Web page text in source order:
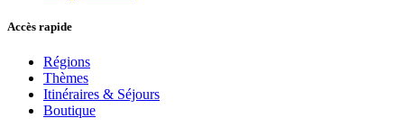
Accès rapide
Régions
Thèmes
Itinéraires & Séjours
Boutique